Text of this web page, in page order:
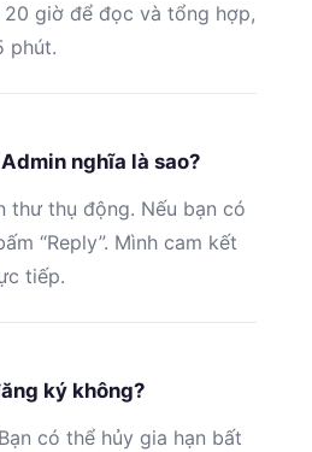
giờ để đọc và tổng hợp,
phút.
nghĩa là sao?
thư thụ động. Nếu bạn có
“Reply”. Mình cam kết
tiếp.
ký không?
có thể hủy gia hạn bất